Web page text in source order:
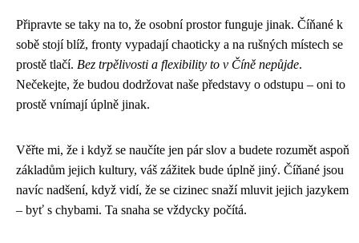
Připravte se taky na to, že osobní prostor funguje jinak. Číňané k
sobě stojí blíž, fronty vypadají chaoticky a na rušných místech se
prostě tlačí. Bez trpělivosti a flexibility to v Číně nepůjde.
Nečekejte, že budou dodržovat naše představy o odstupu – oni to
prostě vnímají úplně jinak.
Věřte mi, že i když se naučíte jen pár slov a budete rozumět aspoň
základům jejich kultury, váš zážitek bude úplně jiný. Číňané jsou
navíc nadšení, když vidí, že se cizinec snaží mluvit jejich jazykem
– byť s chybami. Ta snaha se vždycky počítá.